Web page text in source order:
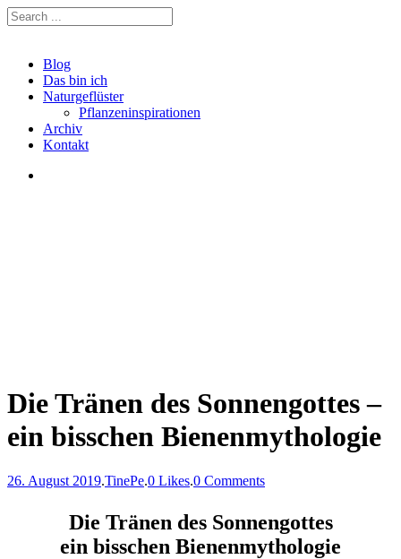
Blog
Das bin ich
Naturgeflüster
Pflanzeninspirationen
Archiv
Kontakt
Die Tränen des Sonnengottes –
ein bisschen Bienenmythologie
26. August 2019.TinePe.0 Likes.0 Comments
Die Tränen des Sonnengottes
ein bisschen Bienenmythologie